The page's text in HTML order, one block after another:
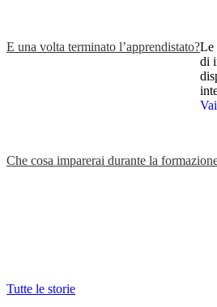
E una volta terminato l’apprendistato?Le
di
Che cosa imparerai durante la
Tutte le storie